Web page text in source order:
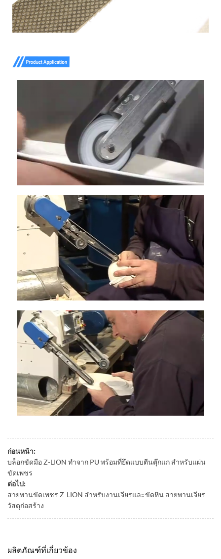
ก่อนหน้า:
บล็อกขัดมือ Z-LION ทำจาก PU พร้อมที่ยึดแบบตีนตุ๊กแก สำหรับแผ่น
ขัดเพชร
ต่อไป:
สายพานขัดเพชร Z-LION สำหรับงานเจียรและขัดหิน สายพานเจียร
วัสดุก่อสร้าง
ผลิตภัณฑ์ที่เกี่ยวข้อง